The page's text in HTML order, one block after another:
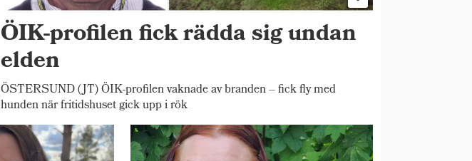
ÖIK-profilen fick rädda sig undan
elden
ÖSTERSUND (JT) ÖIK-profilen vaknade av branden – fick fly med
hunden när fritidshuset gick upp i rök